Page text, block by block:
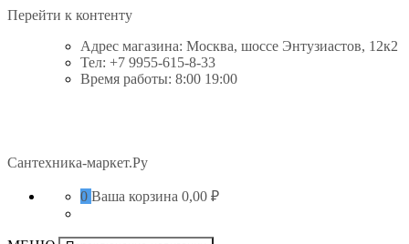
Перейти к контенту
Адрес магазина: Москва, шоссе Энтузиастов, 12к2
Тел: +7 9955-615-8-33
Время работы: 8:00 19:00
Сантехника-маркет.Ру
0 Ваша корзина 0,00 ₽